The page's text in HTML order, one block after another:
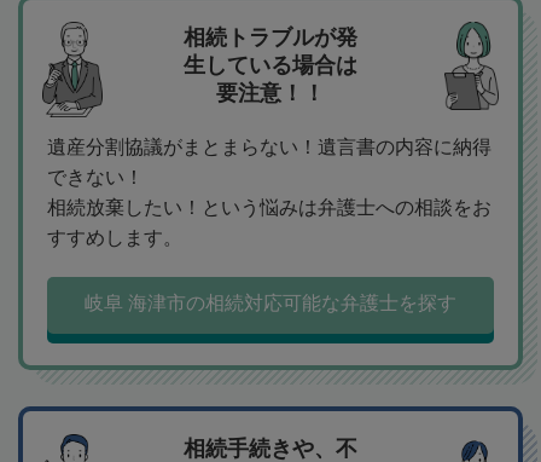
相続トラブルが発
生している場合は
要注意！！
遺産分割協議がまとまらない！遺言書の内容に納得
できない！
相続放棄したい！という悩みは弁護士への相談をお
すすめします。
岐阜 海津市の相続対応可能な弁護士を探す
相続手続きや、不